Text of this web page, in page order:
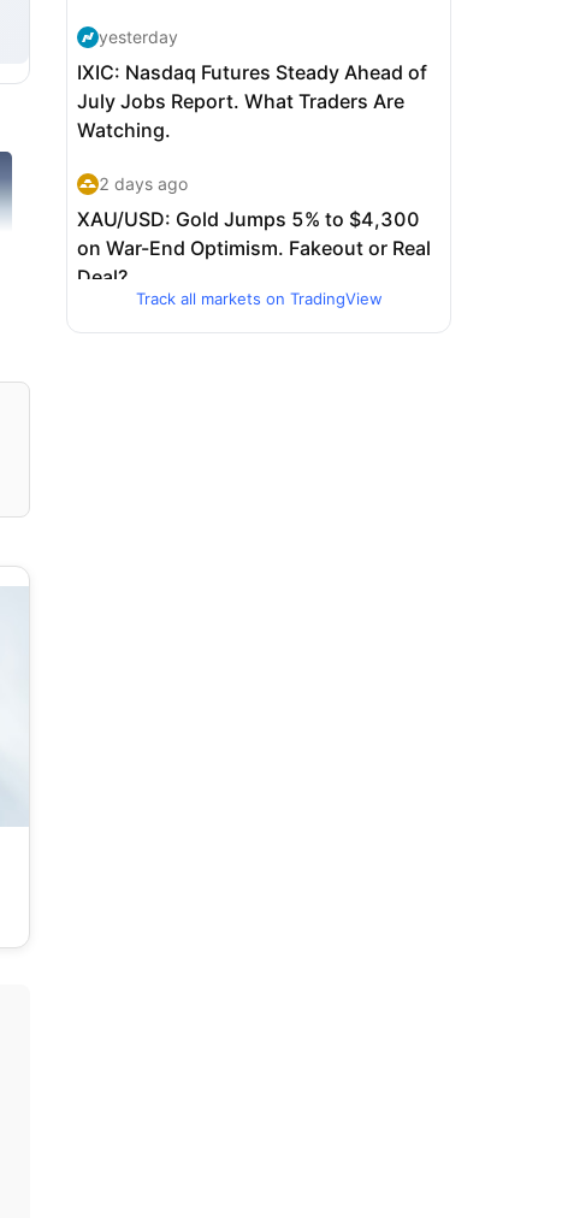
Track all markets on TradingView